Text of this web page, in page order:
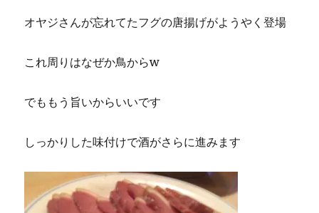
オヤジさんが忘れてたフグの唐揚げがようやく登場
これ周りはなぜか鳥からw
でももう旨いからいいです
しっかりした味付けで酒がさらに進みます